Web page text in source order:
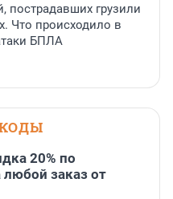
пострадавших грузили
Что происходило в
БПЛА
20% по
заказ от